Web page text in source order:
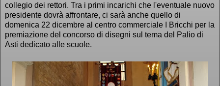
collegio dei rettori. Tra i primi incarichi che l'eventuale nuovo
presidente dovrà affrontare, ci sarà anche quello di
domenica 22 dicembre al centro commerciale I Bricchi per la
premiazione del concorso di disegni sul tema del Palio di
Asti dedicato alle scuole.